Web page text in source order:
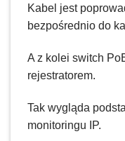
Kabel jest
bezpośrednio do
A z kolei switch
rejestratorem.
Tak wygląda
monitoringu IP.